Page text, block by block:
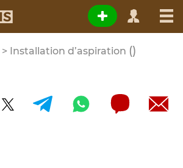
Installation d’aspiration ()